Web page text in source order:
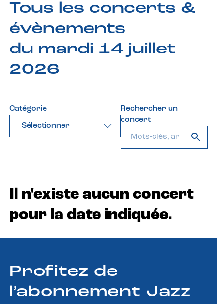
Tous les concerts &
évènements
du mardi 14 juillet
2026
Catégorie
Sélectionner
Rechercher un
concert
Il n'existe aucun concert
pour la date indiquée.
Profitez de
l’abonnement Jazz